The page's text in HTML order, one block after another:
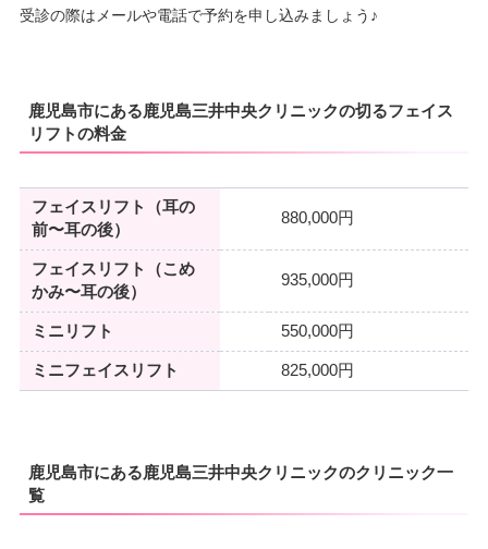
受診の際はメールや電話で予約を申し込みましょう♪
鹿児島市にある鹿児島三井中央クリニックの切るフェイス
リフトの料金
フェイスリフト（耳の
前〜耳の後）
880,000円
フェイスリフト（こめ
かみ〜耳の後）
935,000円
ミニリフト 550,000円
ミニフェイスリフト 825,000円
鹿児島市にある鹿児島三井中央クリニックのクリニック一
覧